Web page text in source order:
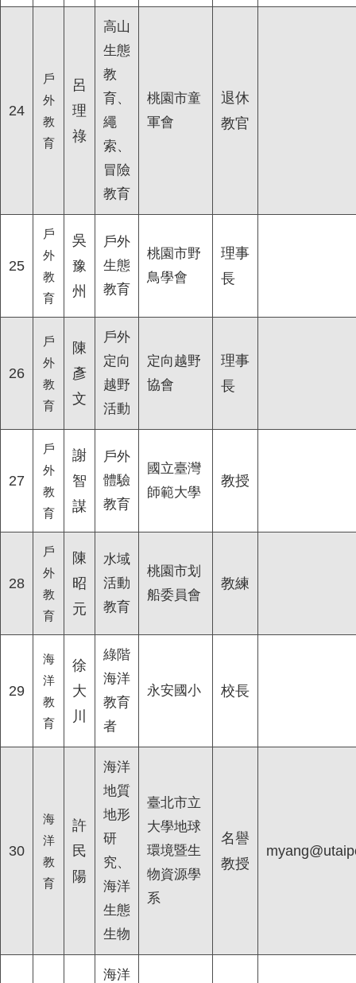
24
戶
外
教
育
呂
理
祿
高山
生態
教
育、
繩
索、
冒險
教育
桃園市童
軍會
退休
教官
25
戶
外
教
育
吳
豫
州
戶外
生態
教育
桃園市野
鳥學會
理事
長
26
戶
外
教
育
陳
彥
文
戶外
定向
越野
活動
定向越野
協會
理事
長
27
戶
外
教
育
謝
智
謀
戶外
體驗
教育
國立臺灣
師範大學
教授
28
戶
外
教
育
陳
昭
元
水域
活動
教育
桃園市划
船委員會
教練
29
海
洋
教
育
徐
大
川
綠階
海洋
教育
者
永安國小 校長
30
海
洋
教
育
許
民
陽
海洋
地質
地形
研
究、
海洋
生態
生物
臺北市立
大學地球
環境暨生
物資源學
系
名譽
教授
海洋